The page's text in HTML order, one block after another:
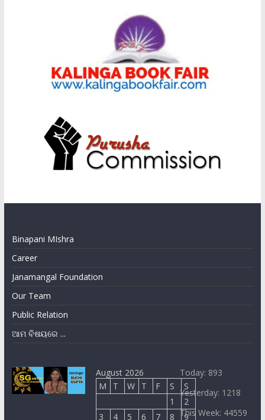
Binapani MIshra
Career
Janamangal Foundation
Our Team
Public Relation
ଆମ ବିଷୟରେ ...
August 2026
M
T W T F S
S
1
2
3
4 5 6 7 8
9
Today: 893
Yesterday: 1218
This Week: 44559